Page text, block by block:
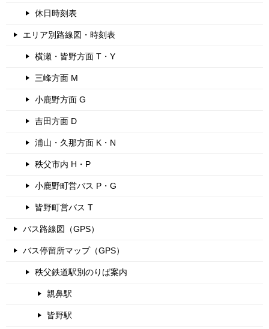
休日時刻表
エリア別路線図・時刻表
横瀬・皆野方面 T・Y
三峰方面 M
小鹿野方面 G
吉田方面 D
浦山・久那方面 K・N
秩父市内 H・P
小鹿野町営バス P・G
皆野町営バス T
バス路線図（GPS）
バス停留所マップ（GPS）
秩父鉄道駅別のりば案内
親鼻駅
皆野駅